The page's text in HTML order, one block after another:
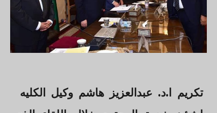
تكريم ا.د. عبدالعزيز هاشم وكيل الكليه